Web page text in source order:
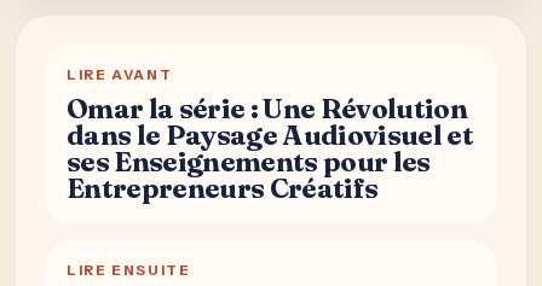
LIRE AVANT
Omar la série : Une Révolution
dans le Paysage Audiovisuel et
ses Enseignements pour les
Entrepreneurs Créatifs
LIRE ENSUITE